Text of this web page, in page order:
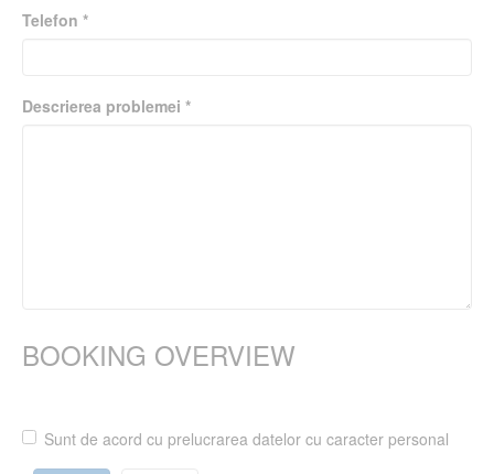
Telefon *
Descrierea problemei *
BOOKING OVERVIEW
Sunt de acord cu prelucrarea datelor cu caracter personal